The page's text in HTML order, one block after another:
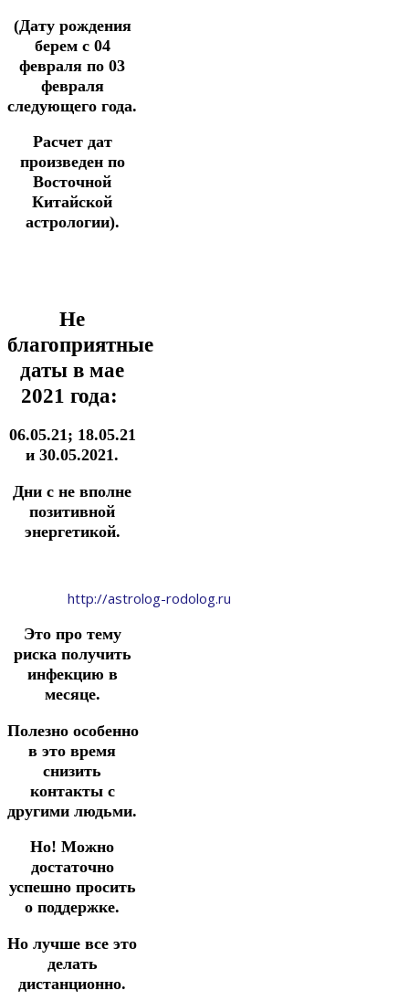
(Дату рождения
берем с 04
февраля по 03
февраля
следующего года.
Расчет дат
произведен по
Восточной
Китайской
астрологии).
Не
благоприятные
даты в мае
2021 года:
06.05.21; 18.05.21
и 30.05.2021.
Дни с не вполне
позитивной
энергетикой.
http://astrolog-rodolog.ru
Это про тему
риска получить
инфекцию в
месяце.
Полезно особенно
в это время
снизить
контакты с
другими людьми.
Но! Можно
достаточно
успешно просить
о поддержке.
Но лучше все это
делать
дистанционно.